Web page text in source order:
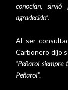
conocían,
agradecido”.
Al ser
Carbonero dijo
“Peñarol
Peñarol”.